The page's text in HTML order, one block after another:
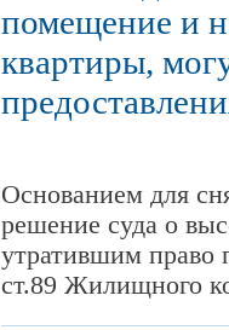
помещение и
квартиры,
Основанием для
решение суда о
утратившим право
ст.89 Жилищного